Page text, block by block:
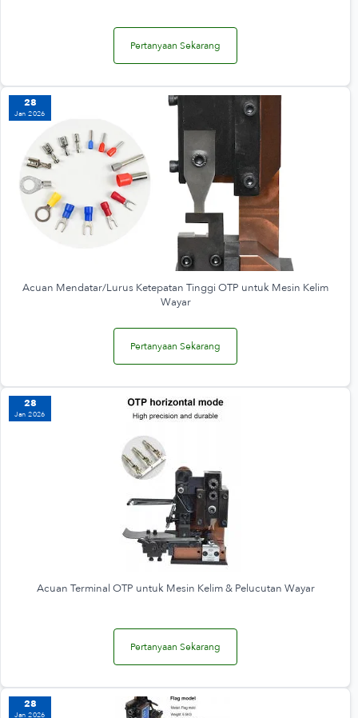
Pertanyaan Sekarang
28
Jan 2026
Acuan Mendatar/Lurus Ketepatan Tinggi OTP untuk Mesin Kelim
Wayar
Pertanyaan Sekarang
28
Jan 2026
Acuan Terminal OTP untuk Mesin Kelim & Pelucutan Wayar
Pertanyaan Sekarang
28
Jan 2026